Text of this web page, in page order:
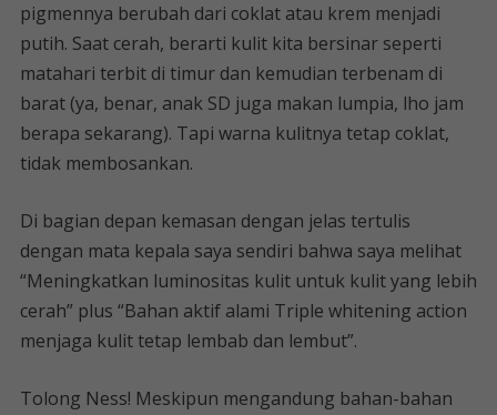
pigmennya berubah dari coklat atau krem ​​​​menjadi
putih. Saat cerah, berarti kulit kita bersinar seperti
matahari terbit di timur dan kemudian terbenam di
barat (ya, benar, anak SD juga makan lumpia, lho jam
berapa sekarang). Tapi warna kulitnya tetap coklat,
tidak membosankan.
Di bagian depan kemasan dengan jelas tertulis
dengan mata kepala saya sendiri bahwa saya melihat
“Meningkatkan luminositas kulit untuk kulit yang lebih
cerah” plus “Bahan aktif alami Triple whitening action
menjaga kulit tetap lembab dan lembut”.
Tolong Ness! Meskipun mengandung bahan-bahan